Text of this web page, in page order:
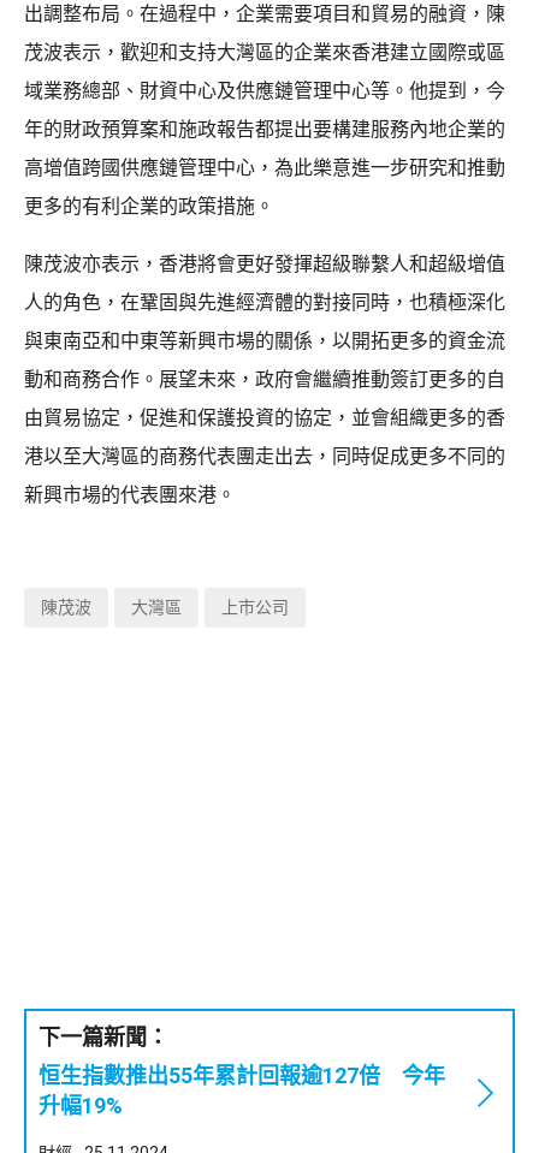
出調整布局。在過程中，企業需要項目和貿易的融資，陳
茂波表示，歡迎和支持大灣區的企業來香港建立國際或區
域業務總部、財資中心及供應鏈管理中心等。他提到，今
年的財政預算案和施政報告都提出要構建服務內地企業的
高增值跨國供應鏈管理中心，為此樂意進一步研究和推動
更多的有利企業的政策措施。
陳茂波亦表示，香港將會更好發揮超級聯繫人和超級增值
人的角色，在鞏固與先進經濟體的對接同時，也積極深化
與東南亞和中東等新興市場的關係，以開拓更多的資金流
動和商務合作。展望未來，政府會繼續推動簽訂更多的自
由貿易協定，促進和保護投資的協定，並會組織更多的香
港以至大灣區的商務代表團走出去，同時促成更多不同的
新興市場的代表團來港。
陳茂波 大灣區 上市公司
下一篇新聞：
恒生指數推出55年累計回報逾127倍 今年
升幅19%